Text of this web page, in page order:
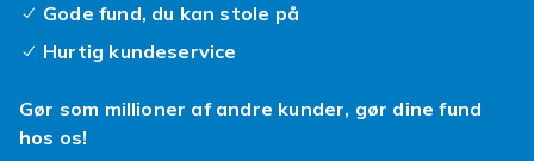
Gode fund, du kan stole på
Hurtig kundeservice
Gør som millioner af andre kunder, gør dine fund
hos os!